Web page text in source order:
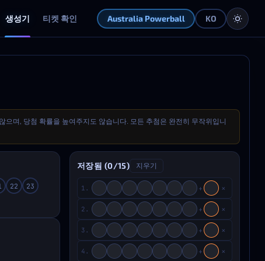
생성기 티켓 확인 Australia Powerball KO
며, 당첨 확률을 높여주지도 않습니다. 모든 추첨은 완전히 무작위입니
22
23
저장됨 (0/15) 지우기
1. + ×
2. + ×
3. + ×
4. + ×